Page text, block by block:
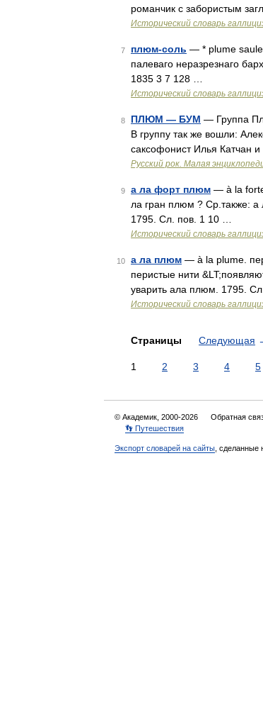
романчик с забористым
Исторический словарь
7 плюм-соль — * plume
палеваго неразрезнаго
1835 3 7 128 …
Исторический словарь
8 ПЛЮМ — БУМ — Группа
В группу так же вошли:
саксофонист Илья Катчан
Русский рок. Малая
9 а ла форт плюм — à la
ла гран плюм ? Ср.также: а
1795. Сл. пов. 1 10 …
Исторический словарь
10 а ла плюм — à la plume.
перистые нити
уварить ала плюм. 1795.
Исторический словарь
Страницы Следующая
1 2 3 4 5
© Академик, 2000-2026 Обратная
👣 Путешествия
Экспорт словарей на сайты , сделанные